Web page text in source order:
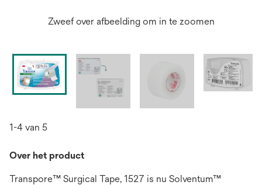
Zweef over afbeelding om in te zoomen
1-4 van 5
Over het product
Transpore™ Surgical Tape, 1527 is nu Solventum™